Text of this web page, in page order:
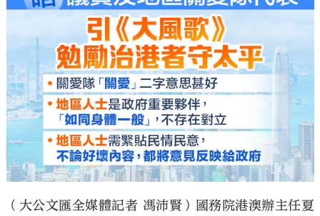
（大公文匯全媒體記者 馮沛賢）國務院港澳辦主任夏